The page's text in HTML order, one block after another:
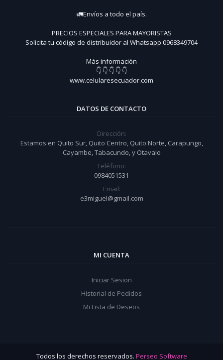
🚛Envíos a todo el país.
PRECIOS ESPECIALES PARA MAYORISTAS
Solicita tu código de distribuidor al Whatsapp 0968349704
Más información
👇 👇 👇 👇 👇
www.celularesecuador.com
DATOS DE CONTACTO
Dirección:
Estamos en Quito Sur, Quito Centro, Quito Norte, Carapungo,
Cayambe, Tabacundo, y Otavalo
Teléfono:
0984051531
Email:
e3miguel@gmail.com
MI CUENTA
Iniciar Sesion
Historial de Pedidos
Mi Lista de Deseos
Todos los derechos reservados. Perseo Software